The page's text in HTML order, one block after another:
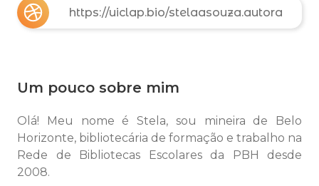
https://uiclap.bio/stelaasouza.autora
Um pouco sobre mim
Olá! Meu nome é Stela, sou mineira de Belo
Horizonte, bibliotecária de formação e trabalho na
Rede de Bibliotecas Escolares da PBH desde
2008.